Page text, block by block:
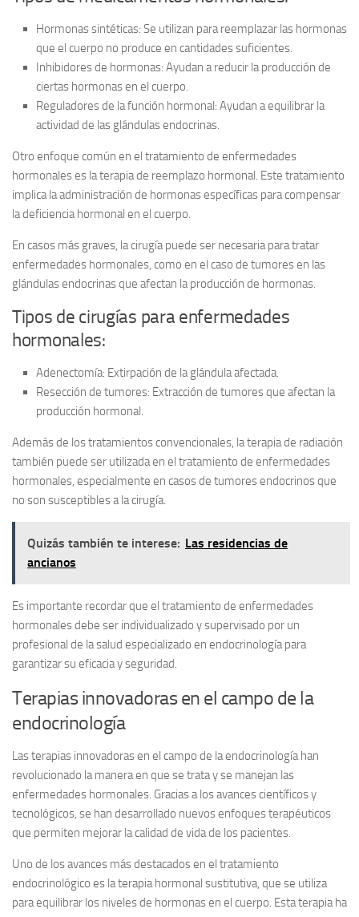
Hormonas sintéticas: Se utilizan para reemplazar las hormonas
que el cuerpo no produce en cantidades suficientes.
Inhibidores de hormonas: Ayudan a reducir la producción de
ciertas hormonas en el cuerpo.
Reguladores de la función hormonal: Ayudan a equilibrar la
actividad de las glándulas endocrinas.
Otro enfoque común en el tratamiento de enfermedades
hormonales es la terapia de reemplazo hormonal. Este tratamiento
implica la administración de hormonas específicas para compensar
la deficiencia hormonal en el cuerpo.
En casos más graves, la cirugía puede ser necesaria para tratar
enfermedades hormonales, como en el caso de tumores en las
glándulas endocrinas que afectan la producción de hormonas.
Tipos de cirugías para enfermedades
hormonales:
Adenectomía: Extirpación de la glándula afectada.
Resección de tumores: Extracción de tumores que afectan la
producción hormonal.
Además de los tratamientos convencionales, la terapia de radiación
también puede ser utilizada en el tratamiento de enfermedades
hormonales, especialmente en casos de tumores endocrinos que
no son susceptibles a la cirugía.
Quizás también te interese: Las residencias de
ancianos
Es importante recordar que el tratamiento de enfermedades
hormonales debe ser individualizado y supervisado por un
profesional de la salud especializado en endocrinología para
garantizar su eficacia y seguridad.
Terapias innovadoras en el campo de la
endocrinología
Las terapias innovadoras en el campo de la endocrinología han
revolucionado la manera en que se trata y se manejan las
enfermedades hormonales. Gracias a los avances científicos y
tecnológicos, se han desarrollado nuevos enfoques terapéuticos
que permiten mejorar la calidad de vida de los pacientes.
Uno de los avances más destacados en el tratamiento
endocrinológico es la terapia hormonal sustitutiva, que se utiliza
para equilibrar los niveles de hormonas en el cuerpo. Esta terapia ha